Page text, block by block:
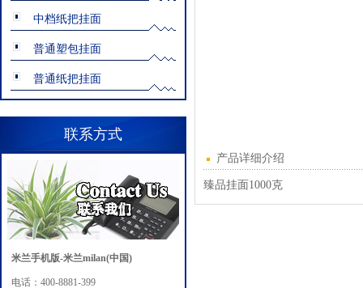
中档纸把挂面
普通塑包挂面
普通纸把挂面
联系方式
米兰手机版-米兰milan(中国)
电话：400-8881-399
产品详细介绍
臻品挂面1000克